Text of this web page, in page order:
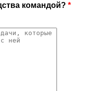
командой? *